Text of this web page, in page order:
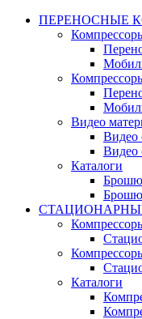
ПЕРЕНОСНЫЕ
Видео
Видео
Видео
Каталоги
Каталоги